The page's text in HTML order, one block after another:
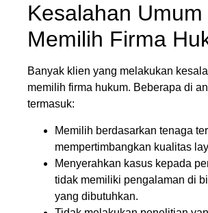
Kesalahan Umum
Memilih Firma
Banyak klien yang melakukan
memilih firma hukum. Beberapa di
termasuk:
Memilih berdasarkan tenaga
mempertimbangkan kualitas
Menyerahkan kasus kepada
tidak memiliki pengalaman di
yang dibutuhkan.